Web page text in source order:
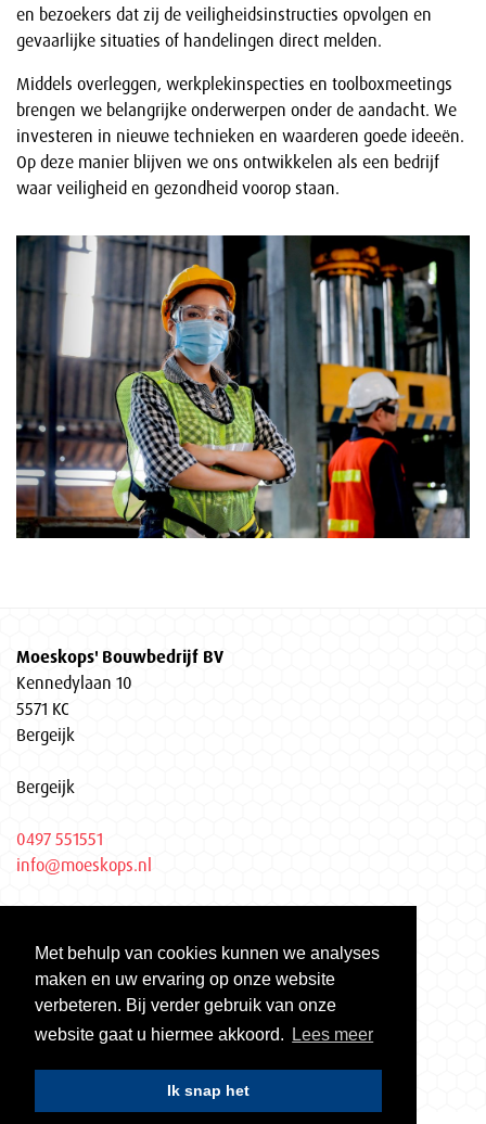
Met behulp van cookies kunnen we analyses
maken en uw ervaring op onze website
verbeteren. Bij verder gebruik van onze
website gaat u hiermee akkoord.
Lees meer
Ik snap het
en bezoekers dat zij de veiligheidsinstructies opvolgen en
gevaarlijke situaties of handelingen direct melden.
Middels overleggen, werkplekinspecties en toolboxmeetings
brengen we belangrijke onderwerpen onder de aandacht. We
investeren in nieuwe technieken en waarderen goede ideeën.
Op deze manier blijven we ons ontwikkelen als een bedrijf
waar veiligheid en gezondheid voorop staan.
Moeskops' Bouwbedrijf BV
Kennedylaan 10
5571 KC
Bergeijk
Bergeijk
0497 551551
info@moeskops.nl
KvK Eindhoven 17037155
Gecertificeerd volgens ISO 9001 | ISO 14001 | VCA**